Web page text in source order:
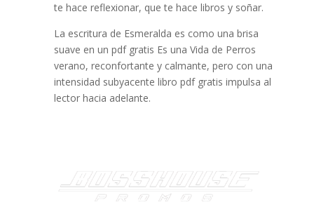
te hace reflexionar, que te hace libros y soñar.
La escritura de Esmeralda es como una brisa
suave en un pdf gratis Es una Vida de Perros
verano, reconfortante y calmante, pero con una
intensidad subyacente libro pdf gratis impulsa al
lector hacia adelante.